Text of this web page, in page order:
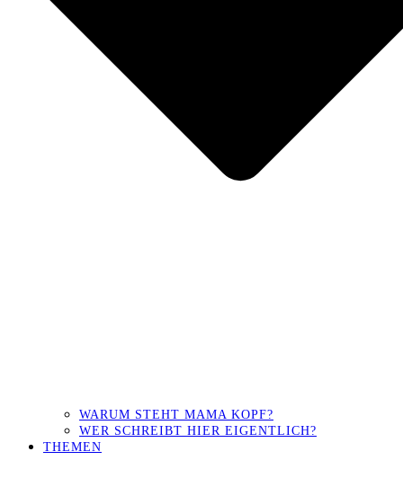
WARUM STEHT MAMA KOPF?
WER SCHREIBT HIER EIGENTLICH?
THEMEN